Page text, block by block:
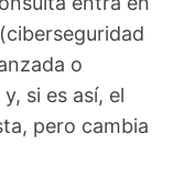
o
si es así, el
pero cambia